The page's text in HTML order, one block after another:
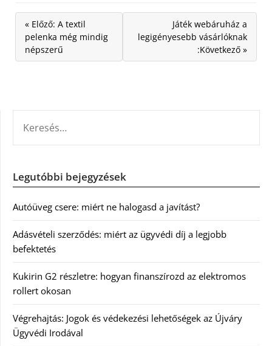
« Előző: A textil
pelenka még mindig
népszerű
Játék webáruház a
legigényesebb vásárlóknak
:Következő »
Legutóbbi bejegyzések
Autóüveg csere: miért ne halogasd a javítást?
Adásvételi szerződés: miért az ügyvédi díj a legjobb
befektetés
Kukirin G2 részletre: hogyan finanszírozd az elektromos
rollert okosan
Végrehajtás: Jogok és védekezési lehetőségek az Újváry
Ügyvédi Irodával